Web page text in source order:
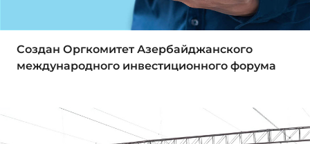
Создан Оргкомитет Азербайджанского
международного инвестиционного форума